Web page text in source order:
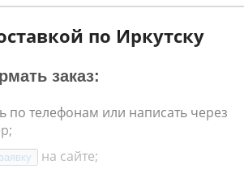
по Иркутску
заказ:
по телефонам или написать через
на сайте;